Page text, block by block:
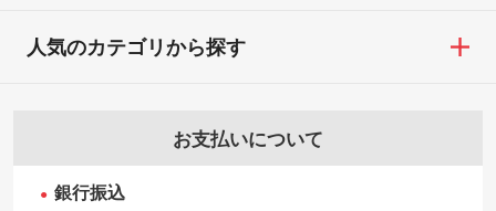
お支払いについて
銀行振込
人気のカテゴリから探す